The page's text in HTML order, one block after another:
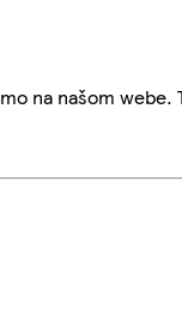
na našom webe.